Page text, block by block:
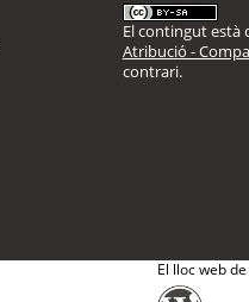
El contingut està
Atribució -
contrari.
El lloc web